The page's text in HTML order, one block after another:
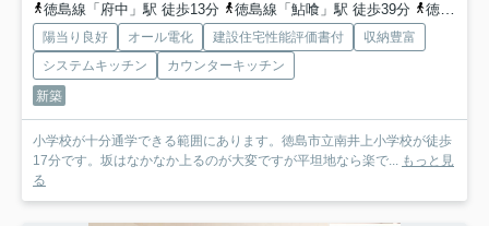
徳島線「府中」駅 徒歩13分
徳島線「鮎喰」駅 徒歩39分 徳島線「蔵本」駅 徒歩50分
陽当り良好 オール電化 建設住宅性能評価書付
収納豊富
システムキッチン
カウンターキッチン
新築
小学校が十分通学できる範囲にあります。徳島市立南井上小学校が徒歩
17分です。坂はなかなか上るのが大変ですが平坦地なら楽で... もっと見
る